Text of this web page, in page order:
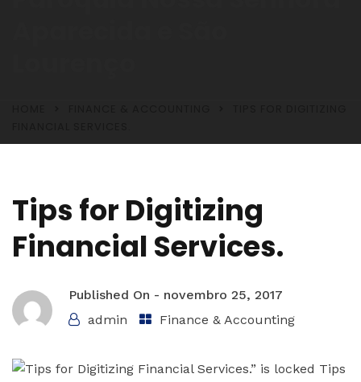
Tips for Digitizing
Financial Services.
Published On - novembro 25, 2017
admin
Finance & Accounting